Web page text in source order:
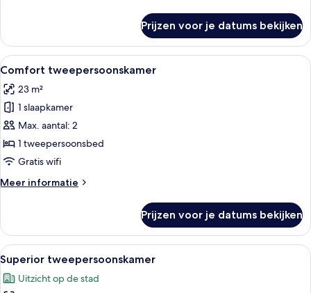
Double
Room
Prijzen voor je datums bekijken
Alle
foto's
voor
Comfort
tweepersoonskamer
laden
Een moderne hotelkamer met een
6
Comfort tweepersoonskamer
23 m²
1 slaapkamer
Max. aantal: 2
1 tweepersoonsbed
Gratis wifi
Meer informatie
Meer
tweepersoonskamer
Prijzen voor je datums bekijken
Alle
foto's
voor
Een hotelkamer met een bed, een
8
Superior tweepersoonskamer
Uitzicht op de stad